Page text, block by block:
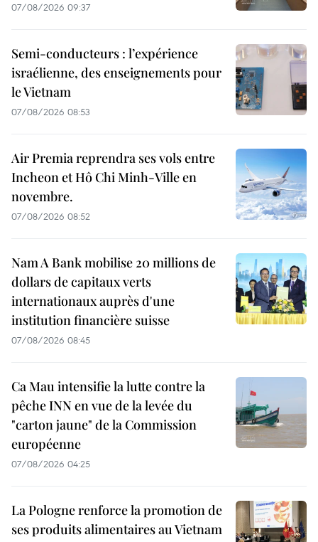
07/08/2026 09:37
Semi-conducteurs : l’expérience
israélienne, des enseignements pour
le Vietnam
07/08/2026 08:53
Air Premia reprendra ses vols entre
Incheon et Hô Chi Minh-Ville en
novembre.
07/08/2026 08:52
Nam A Bank mobilise 20 millions de
dollars de capitaux verts
internationaux auprès d'une
institution financière suisse
07/08/2026 08:45
Ca Mau intensifie la lutte contre la
pêche INN en vue de la levée du
"carton jaune" de la Commission
européenne
07/08/2026 04:25
La Pologne renforce la promotion de
ses produits alimentaires au Vietnam